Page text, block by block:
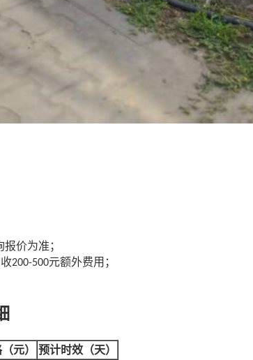
价为准；
200-500元额外费用；
元） 预计时效（天）